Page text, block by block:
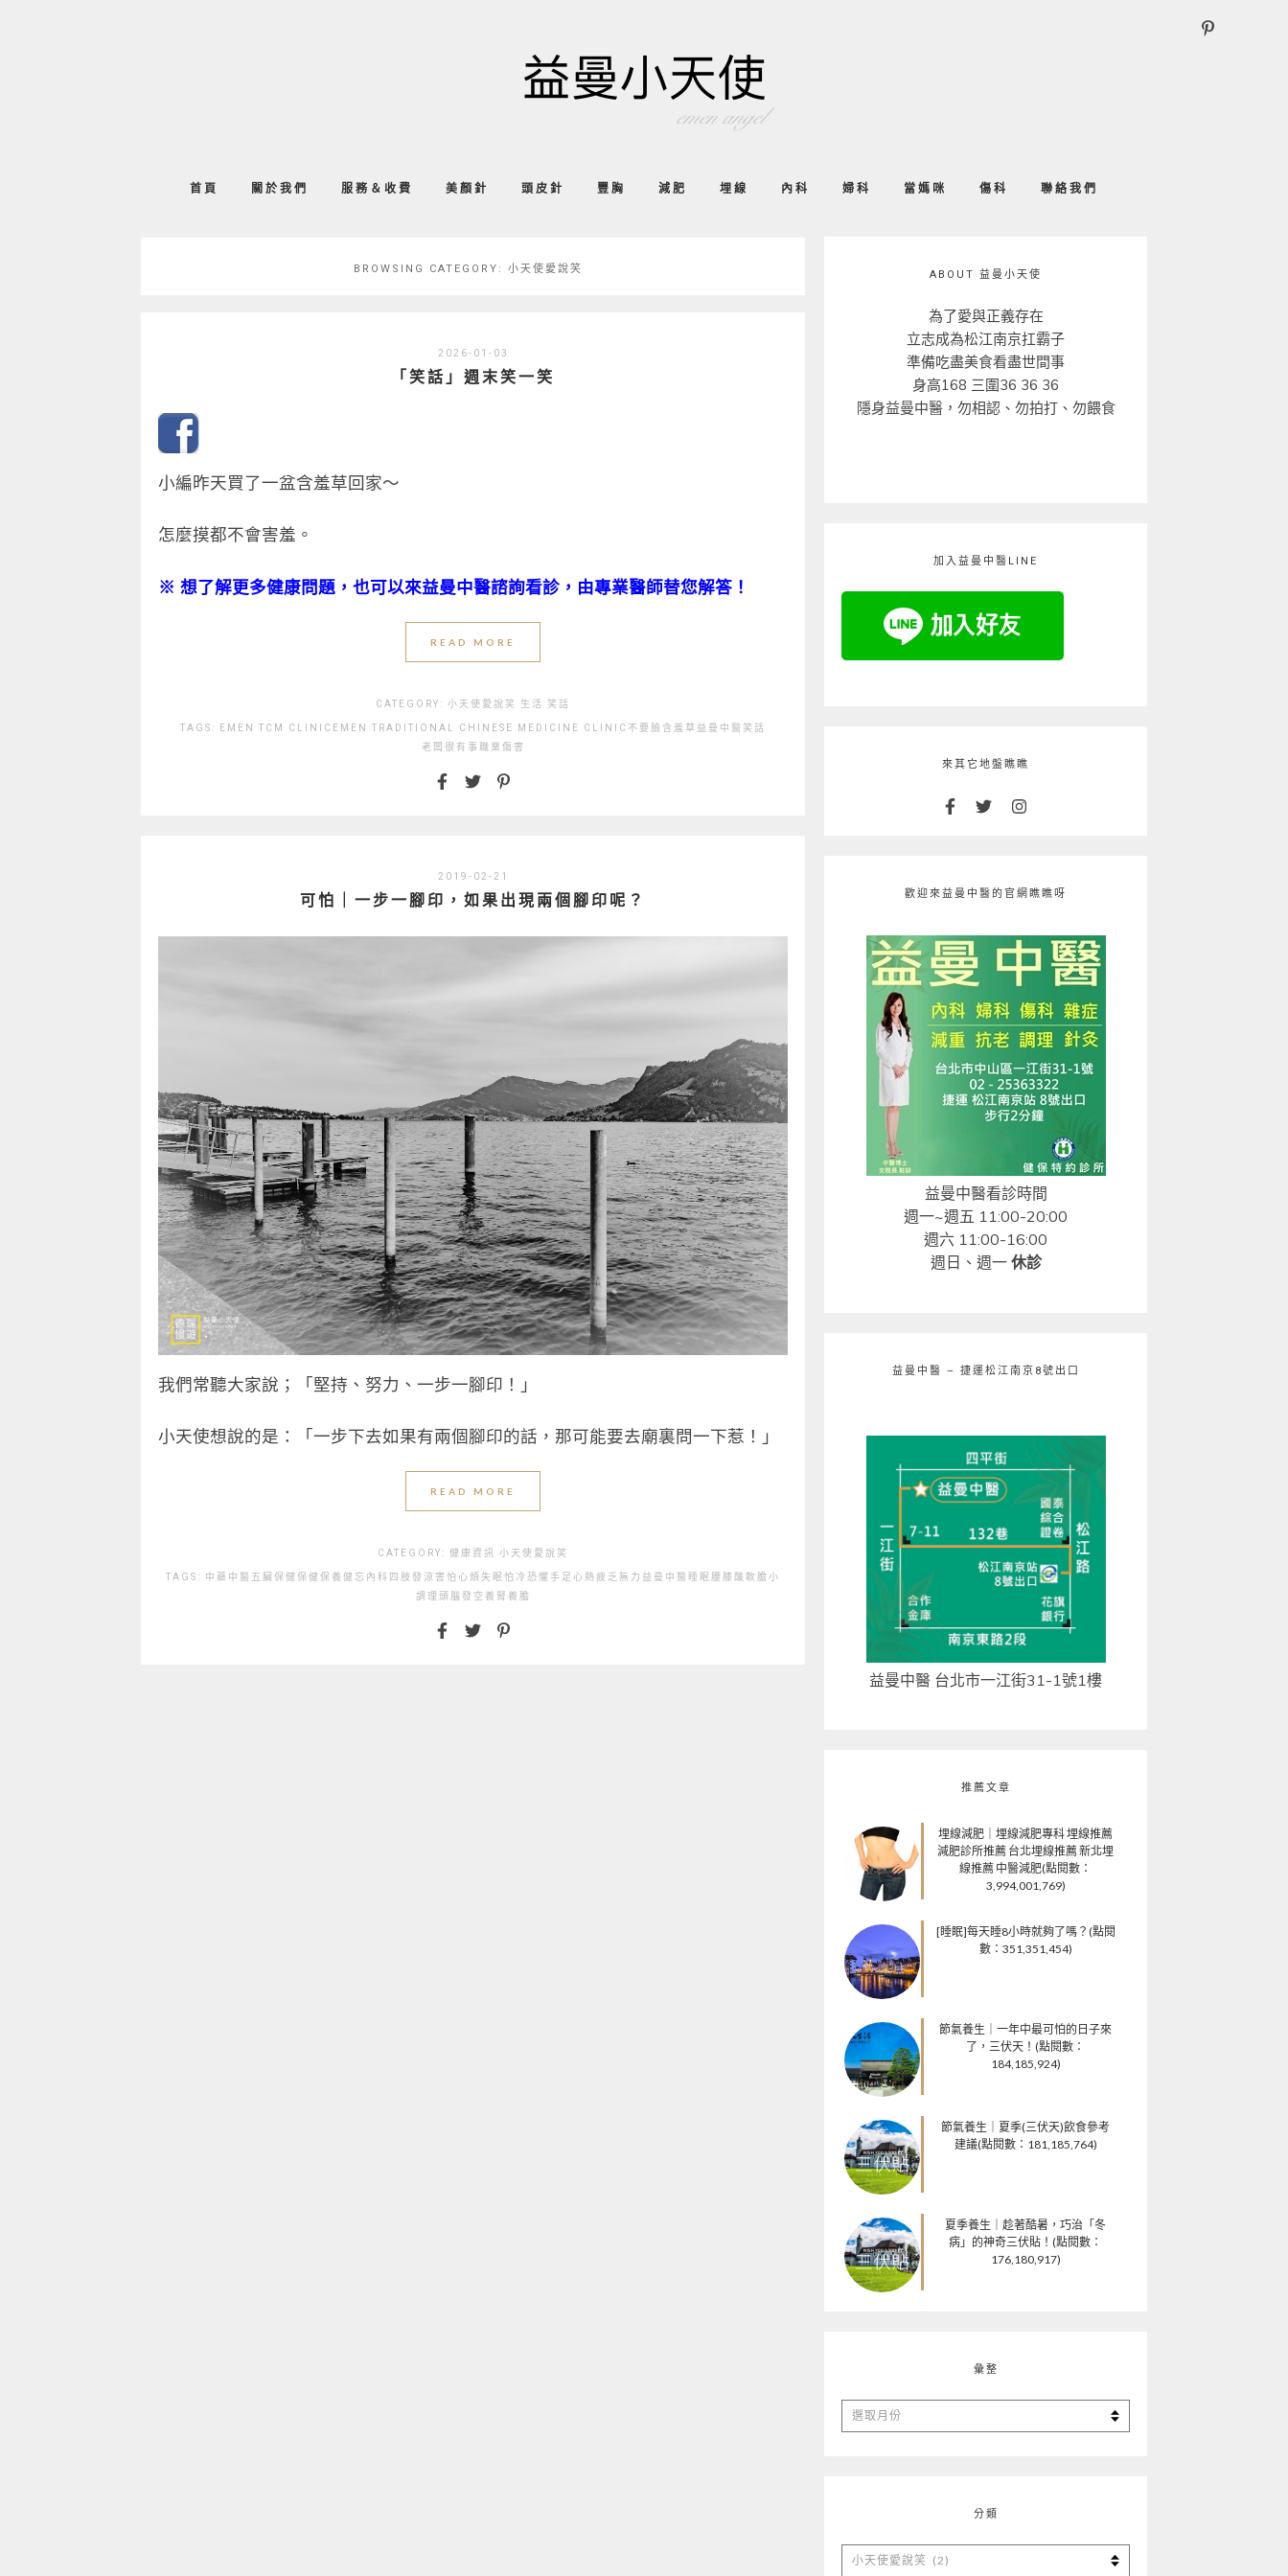
首頁 關於我們 服務＆收費 美顏針 頭皮針 豐胸 減肥 埋線 內科 婦科 當媽咪 傷科 聯絡我們
BROWSING CATEGORY: 小天使愛說笑
2026-01-03
「笑話」週末笑一笑
小編昨天買了一盆含羞草回家～
怎麼摸都不會害羞。
※ 想了解更多健康問題，也可以來益曼中醫諮詢看診，由專業醫師替您解答！
READ MORE
CATEGORY: 小天使愛說笑 生活 笑話
TAGS: EMEN TCM CLINIC EMEN TRADITIONAL CHINESE MEDICINE CLINIC 不要臉含羞草 益曼中醫 笑話
老闆很有事 職業傷害
2019-02-21
可怕｜一步一腳印，如果出現兩個腳印呢？
我們常聽大家說；「堅持、努力、一步一腳印！」
小天使想說的是：「一步下去如果有兩個腳印的話，那可能要去廟裏問一下惹！」
READ MORE
CATEGORY: 健康資訊 小天使愛說笑
TAGS: 中藥 中醫 五臟保健保健保養 健忘 內科 四肢發涼 害怕 心煩失眠怕冷恐懼 手足心熱疲乏無力 益曼中醫 睡眠 腰膝酸軟 膽小
調理 頭腦發空 養腎 養膽
ABOUT 益曼小天使
為了愛與正義存在
立志成為松江南京扛霸子
準備吃盡美食看盡世間事
身高168 三圍36 36 36
隱身益曼中醫，勿相認、勿拍打、勿餵食
加入益曼中醫LINE
來其它地盤瞧瞧
歡迎來益曼中醫的官網瞧瞧呀
益曼中醫看診時間
週一~週五 11:00-20:00
週六 11:00-16:00
週日、週一 休診
益曼中醫 – 捷運松江南京8號出口
益曼中醫 台北市一江街31-1號1樓
推薦文章
埋線減肥｜埋線減肥專科 埋線推薦
減肥診所推薦 台北埋線推薦 新北埋
線推薦 中醫減肥(點閱數：
3,994,001,769)
[睡眠]每天睡8小時就夠了嗎？(點閱
數：351,351,454)
節氣養生｜一年中最可怕的日子來
了，三伏天！(點閱數：
184,185,924)
節氣養生｜夏季(三伏天)飲食參考
建議(點閱數：181,185,764)
夏季養生｜趁著酷暑，巧治「冬
病」的神奇三伏貼！(點閱數：
176,180,917)
彙整
彙
整
分類
分